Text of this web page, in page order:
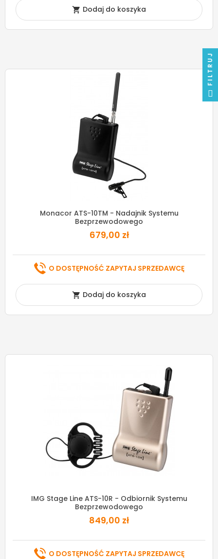
 Dodaj do koszyka
Monacor ATS-10TM - Nadajnik Systemu
Bezprzewodowego
679,00 zł
O DOSTĘPNOŚĆ ZAPYTAJ SPRZEDAWCĘ
 Dodaj do koszyka
IMG Stage Line ATS-10R - Odbiornik Systemu
Bezprzewodowego
849,00 zł
O DOSTĘPNOŚĆ ZAPYTAJ SPRZEDAWCĘ
FILTRUJ